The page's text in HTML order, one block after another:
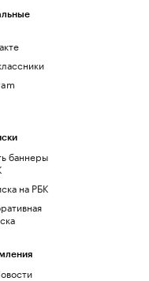
баннеры
на РБК